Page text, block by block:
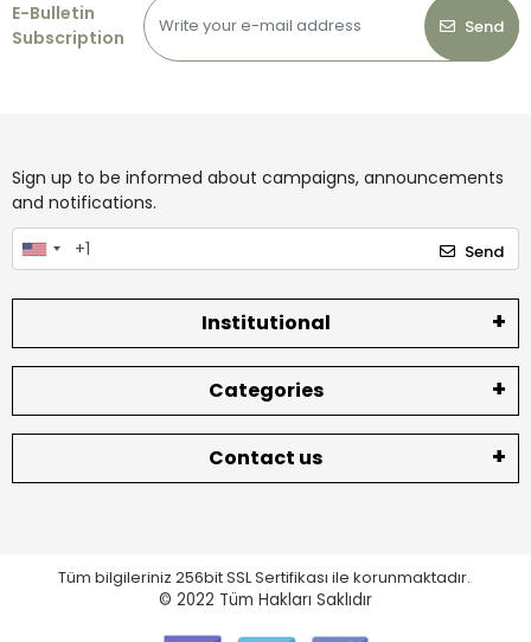
E-Bulletin
Subscription
Send
Sign up to be informed about campaigns, announcements
and notifications.
Send
Institutional
Categories
Contact us
Tüm bilgileriniz 256bit SSL Sertifikası ile korunmaktadır.
© 2022 Tüm Hakları Saklıdır